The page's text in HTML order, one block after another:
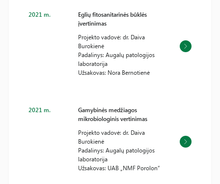
2021 m.
Eglių fitosanitarinės būklės
įvertinimas
Projekto vadovė: dr. Daiva
Burokienė
Padalinys: Augalų patologijos
laboratorija
Užsakovas: Nora Bernotienė
2021 m.
Gamybinės medžiagos
mikrobiologinis vertinimas
Projekto vadovė: dr. Daiva
Burokienė
Padalinys: Augalų patologijos
laboratorija
Užsakovas: UAB „NMF Porolon“